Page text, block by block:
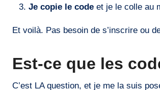
Je copie le code et je le colle au
Et voilà. Pas besoin de s’inscrire ou
Est-ce que les
C’est LA question, et je me la suis